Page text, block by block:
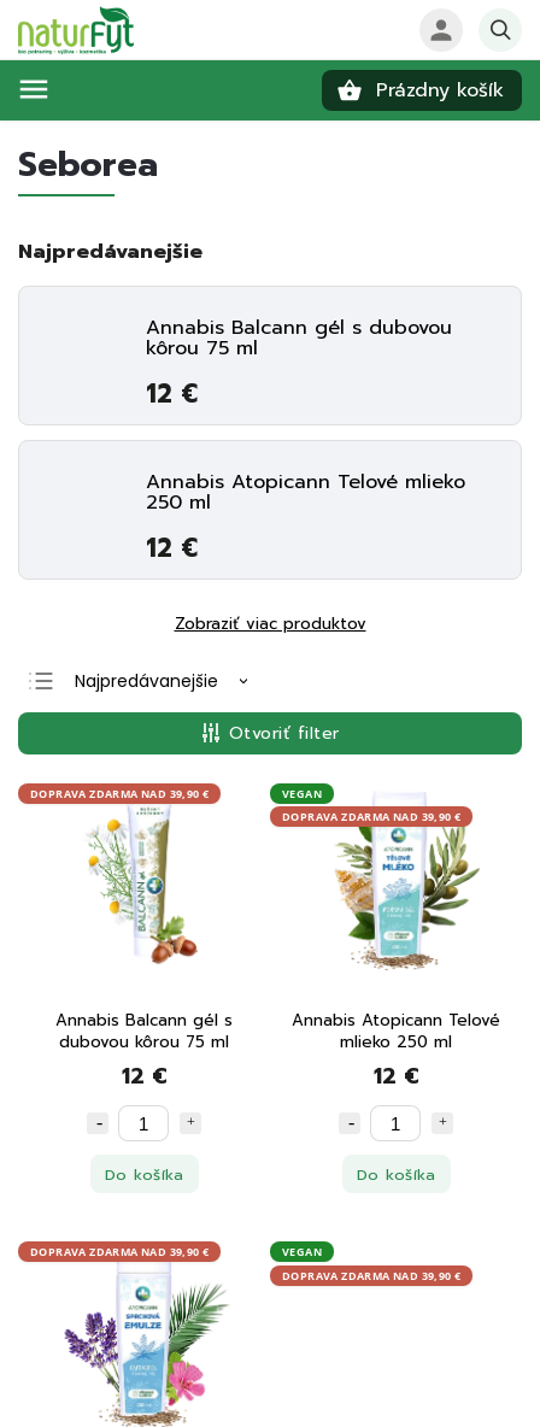
Prázdny košík
Seborea
Najpredávanejšie
Annabis Balcann gél s dubovou
kôrou 75 ml
12 €
Annabis Atopicann Telové mlieko
250 ml
12 €
Zobraziť viac produktov
Najpredávanejšie
Najlacnejšie
Najdrahšie
Abecedne
Otvoriť filter
DOPRAVA ZDARMA NAD 39,90 €
Annabis Balcann gél s
dubovou kôrou 75 ml
12 €
Do košíka
VEGAN
DOPRAVA ZDARMA NAD 39,90 €
Annabis Atopicann Telové
mlieko 250 ml
12 €
Do košíka
DOPRAVA ZDARMA NAD 39,90 €
VEGAN
DOPRAVA ZDARMA NAD 39,90 €